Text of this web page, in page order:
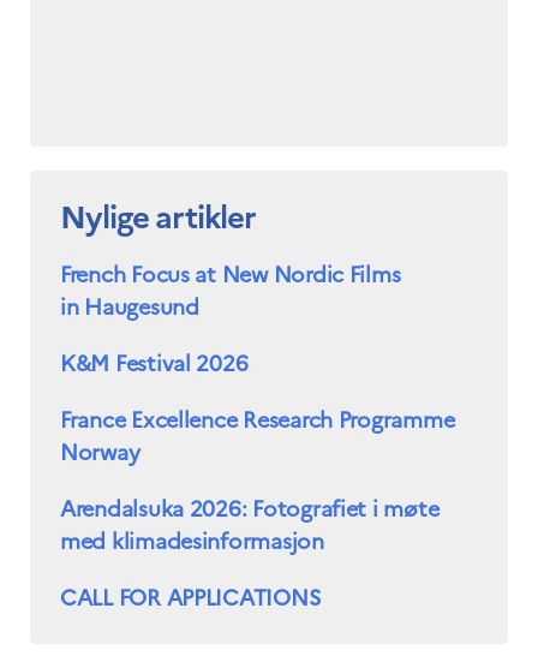
Nylige artikler
French Focus at New Nordic Films
in Haugesund
K&M Festival 2026
France Excellence Research Programme
Norway
Arendalsuka 2026: Fotografiet i møte
med klimadesinformasjon
CALL FOR APPLICATIONS